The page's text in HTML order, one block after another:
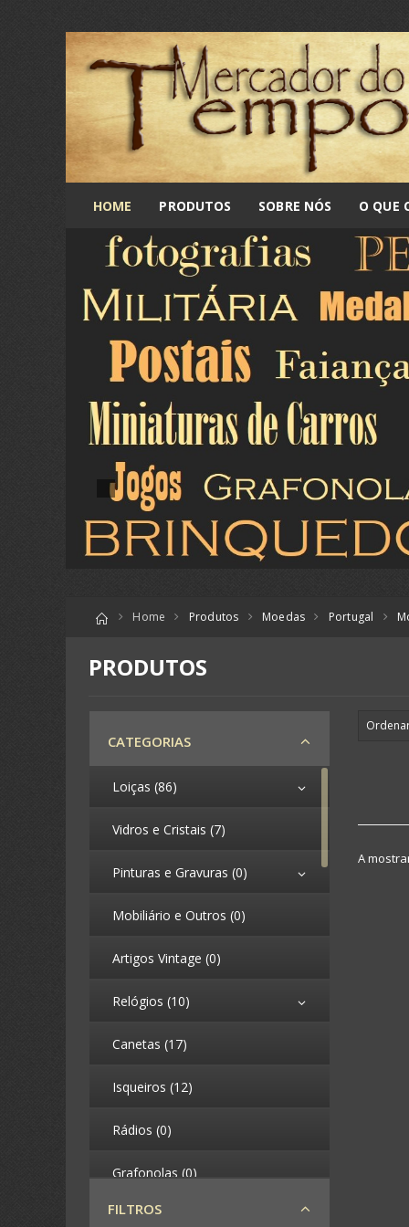
HOME PRODUTOS SOBRE NÓS O QUE
Home Produtos Moedas Portugal
PRODUTOS
A
CATEGORIAS
Loiças (86)
Vidros e Cristais (7)
Pinturas e Gravuras (0)
Mobiliário e Outros (0)
Artigos Vintage (0)
Relógios (10)
Canetas (17)
Isqueiros (12)
Rádios (0)
Grafonolas (0)
Telefones (0)
FILTROS